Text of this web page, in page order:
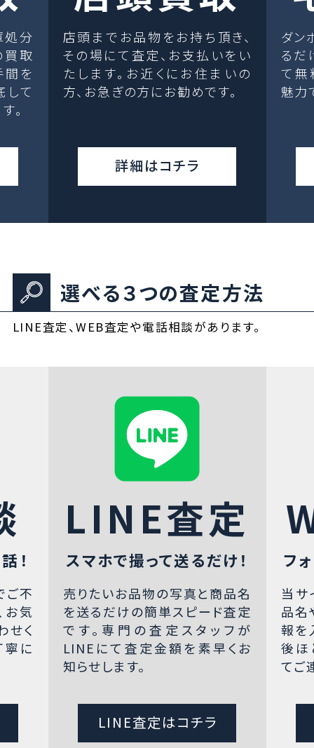
処分
取
間を
して
。
店頭までお品物をお持ち頂き、
その場にて査定、お支払いをい
たします。お近くにお住まいの
方、お急ぎの方にお勧めです。
詳細はコチラ
ダン
るだ
て無
魅力
選べる３つの査定方法
LINE査定、WEB査定や電話相談があります。
！
ご不
お気
せく
寧に
LINE査定
スマホで撮って送るだけ！
売りたいお品物の写真と商品名
を送るだけの簡単スピード査定
です。専門の査定スタッフが
LINEにて査定金額を素早くお
知らせします。
LINE査定はコチラ
フ
当サ
品名
報を
後ほ
てご